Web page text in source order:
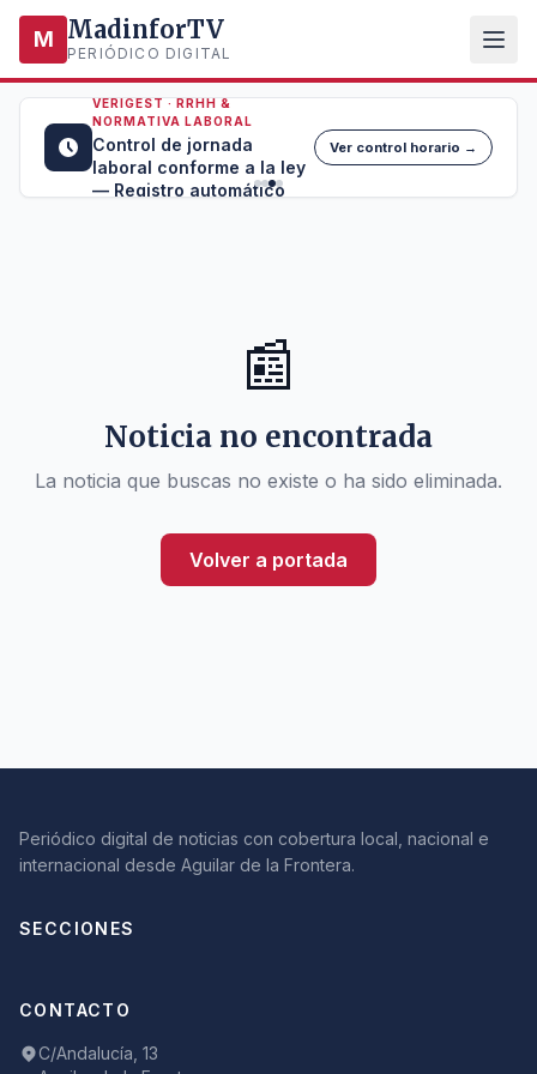
M MadinforTV
PERIÓDICO DIGITAL
VERIGEST · RRHH &
NORMATIVA LABORAL
Control de jornada
laboral conforme a la ley
— Registro automático
Ver control horario →
📰
Noticia no encontrada
La noticia que buscas no existe o ha sido eliminada.
Volver a portada
Periódico digital de noticias con cobertura local, nacional e
internacional desde Aguilar de la Frontera.
SECCIONES
CONTACTO
C/Andalucía, 13